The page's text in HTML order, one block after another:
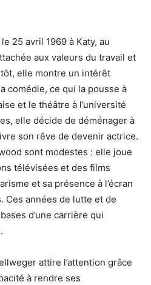
25 avril 1969 à Katy, au
aux valeurs du travail et
elle montre un intérêt
comédie, ce qui la pousse à
et le théâtre à l’université
elle décide de déménager à
son rêve de devenir actrice.
sont modestes : elle joue
télévisées et des films
et sa présence à l’écran
Ces années de lutte et de
d’une carrière qui
attire l’attention grâce
à rendre ses